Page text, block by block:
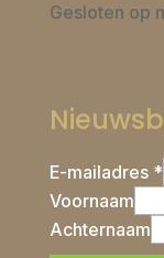
Gesloten op
E-mailadres *
Voornaam
Achternaam